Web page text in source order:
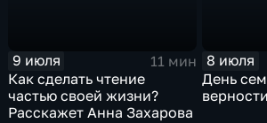
9 июля
11 мин
Как сделать чтение
частью своей жизни?
Расскажет Анна Захарова
8 июля
День
верности